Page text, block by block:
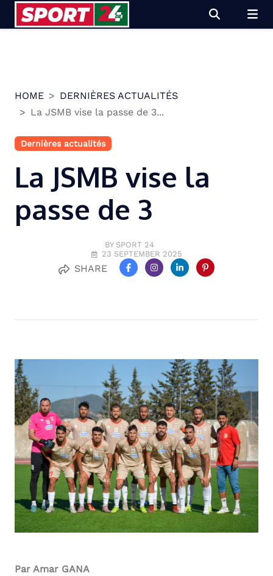
HOME
DERNIÈRES ACTUALITÉS
La JSMB vise la passe de 3...
Dernières actualités
La JSMB vise la
passe de 3
BY SPORT 24
23 SEPTEMBER 2025
SHARE
Par Amar GANA